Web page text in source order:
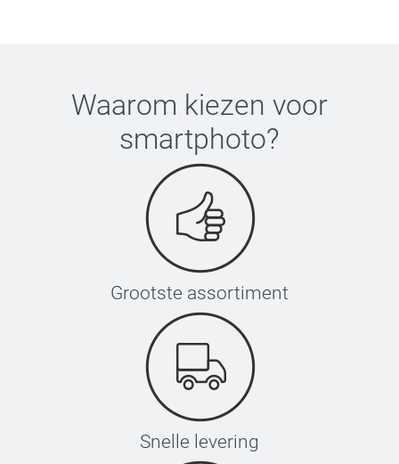
Waarom kiezen voor
smartphoto?
Grootste assortiment
Snelle levering